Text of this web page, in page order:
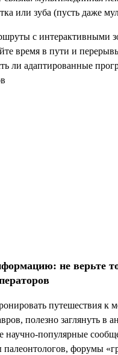
или зуба (пусть даже
с интерактивными
время в пути и
ли адаптированные
не верьте
путешествия к
полезно заглянуть в
научно‑популярные
палеонтологов, форумы